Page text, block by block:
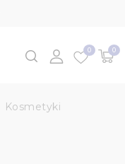
0
0
Kosmetyki